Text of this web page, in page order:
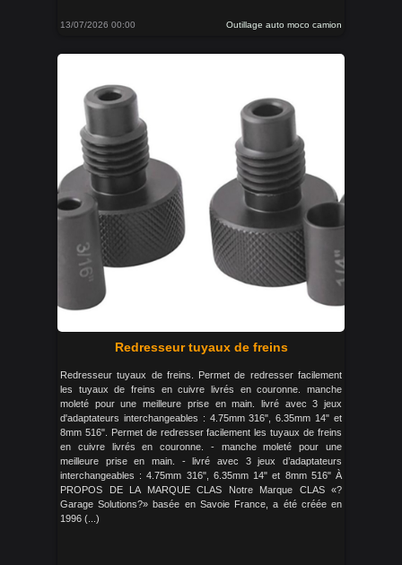
13/07/2026 00:00 Outillage auto moco camion
Redresseur tuyaux de freins
Redresseur tuyaux de freins. Permet de redresser facilement
les tuyaux de freins en cuivre livrés en couronne. manche
moleté pour une meilleure prise en main. livré avec 3 jeux
d'adaptateurs interchangeables : 4.75mm 316", 6.35mm 14" et
8mm 516". Permet de redresser facilement les tuyaux de freins
en cuivre livrés en couronne. - manche moleté pour une
meilleure prise en main. - livré avec 3 jeux d’adaptateurs
interchangeables : 4.75mm 316", 6.35mm 14" et 8mm 516" À
PROPOS DE LA MARQUE CLAS Notre Marque CLAS «?
Garage Solutions?» basée en Savoie France, a été créée en
1996 (...)